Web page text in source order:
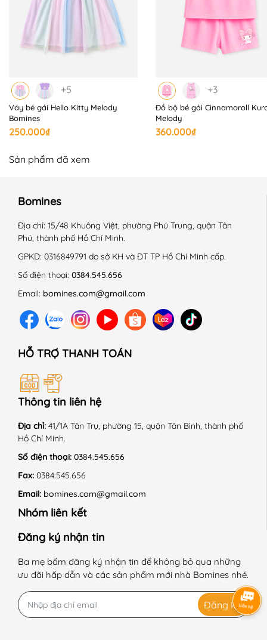
+5
Váy bé gái Hello Kitty Melody
Bomines
250.000₫
+3
Đồ bộ bé gái Cinnamoroll
Melody
360.000₫
Sản phẩm đã xem
Bomines
Địa chỉ: 15/48 Khuông Việt, phường Phú Trung, quận Tân
Phú, thành phố Hồ Chí Minh.
GPKD: 0316849791 do sở KH và ĐT TP Hồ Chí Minh cấp.
Số điện thoại: 0384.545.656
Email: bomines.com@gmail.com
HỖ TRỢ THANH TOÁN
Thông tin liên hệ
Địa chỉ: 41/1A Tân Trụ, phường 15, quận Tân Bình, thành phố
Hồ Chí Minh.
Số điện thoại: 0384.545.656
Fax: 0384.545.656
Email: bomines.com@gmail.com
Nhóm liên kết
Đăng ký nhận tin
Ba mẹ bấm đăng ký nhận tin để không bỏ qua những
ưu đãi hấp dẫn và các sản phẩm mới nhà Bomines nhé.
Đăng ký